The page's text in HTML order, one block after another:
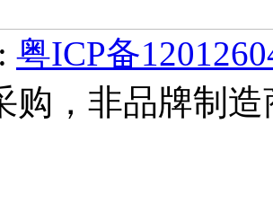
粤ICP备
购，非品牌制